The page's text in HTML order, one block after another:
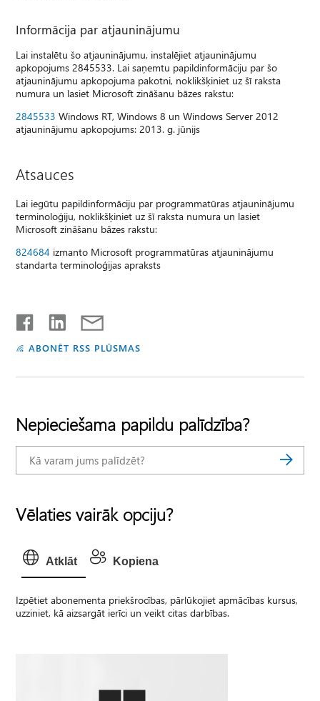
Informācija par atjauninājumu
Lai instalētu šo atjauninājumu, instalējiet atjauninājumu
apkopojums 2845533. Lai saņemtu papildinformāciju par šo
atjauninājumu apkopojuma pakotni, noklikšķiniet uz šī raksta
numura un lasiet Microsoft zināšanu bāzes rakstu:
2845533 Windows RT, Windows 8 un Windows Server 2012
atjauninājumu apkopojums: 2013. g. jūnijs
Atsauces
Lai iegūtu papildinformāciju par programmatūras atjauninājumu
terminoloģiju, noklikšķiniet uz šī raksta numura un lasiet
Microsoft zināšanu bāzes rakstu:
824684 izmanto Microsoft programmatūras atjauninājumu
standarta terminoloģijas apraksts
ABONĒT RSS PLŪSMAS
Nepieciešama papildu palīdzība?
Vēlaties vairāk opciju?
Atklāt Kopiena
Izpētiet abonementa priekšrocības, pārlūkojiet apmācības kursus,
uzziniet, kā aizsargāt ierīci un veikt citas darbības.